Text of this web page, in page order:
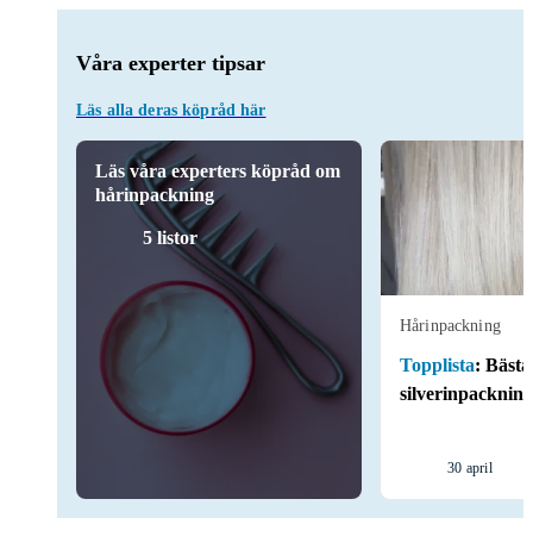
Våra experter tipsar
Läs alla deras köpråd här
Läs våra experters köpråd om
hårinpackning
5 listor
Hårinpackning
Topplista: Bästa
silverinpackning
30 april